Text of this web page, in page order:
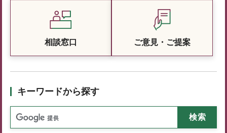
相談窓口 ご意見・ご提案
キーワードから探す